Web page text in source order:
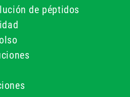
de péptidos